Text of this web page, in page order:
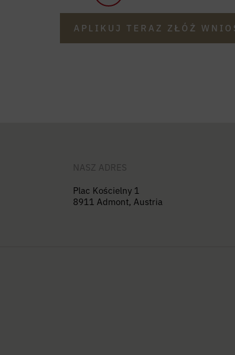
APLIKUJ TERAZ ZŁÓŻ
NASZ ADRES
Plac Kościelny 1
8911 Admont, Austria